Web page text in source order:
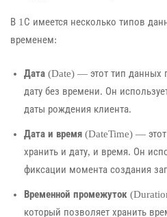
В 1С имеется несколько типов
временем:
Дата (Date) — этот тип данных
дату без времени. Он
даты рождения клиента.
Дата и время (DateTime) —
хранить и дату, и время. Он
фиксации момента создания
Временной промежуток
который позволяет хранить